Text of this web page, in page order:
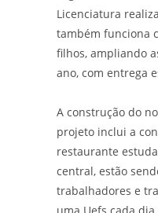
Licenciatura
também funciona
filhos, ampliando
ano, com entrega
A construção do
projeto inclui a
restaurante
central, estão
trabalhadores e